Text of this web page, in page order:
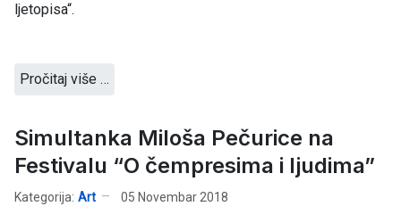
ljetopisa“.
Pročitaj više …
Simultanka Miloša Pečurice na
Festivalu “O čempresima i ljudima”
Kategorija: Art 05 Novembar 2018